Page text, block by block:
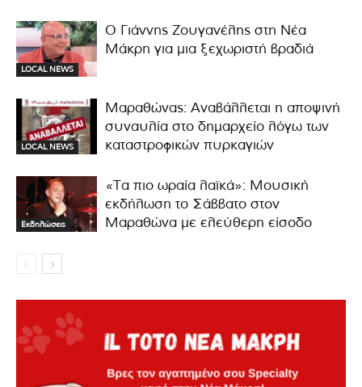
LOCAL NEWS
Ο Γιάννης Ζουγανέλης στη Νέα
Μάκρη για μια ξεχωριστή βραδιά
LOCAL NEWS
Μαραθώνας: Αναβάλλεται η αποψινή
συναυλία στο δημαρχείο λόγω των
καταστροφικών πυρκαγιών
Εκδηλώσεις
«Τα πιο ωραία λαϊκά»: Μουσική
εκδήλωση το Σάββατο στον
Μαραθώνα με ελεύθερη είσοδο